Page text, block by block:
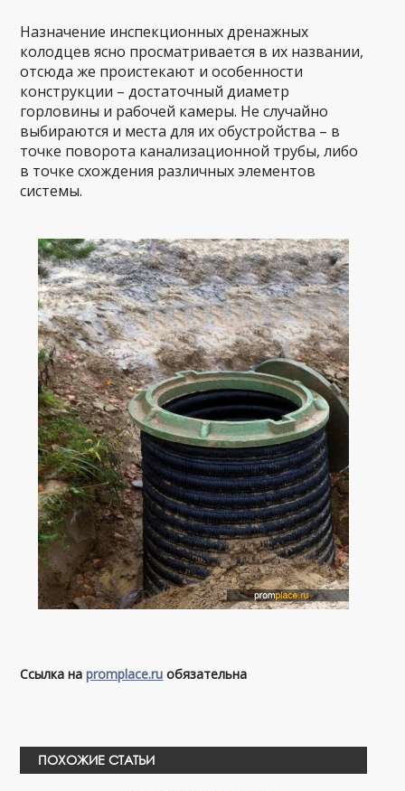
Назначение инспекционных дренажных
колодцев ясно просматривается в их названии,
отсюда же проистекают и особенности
конструкции – достаточный диаметр
горловины и рабочей камеры. Не случайно
выбираются и места для их обустройства – в
точке поворота канализационной трубы, либо
в точке схождения различных элементов
системы.
Ссылка наpromplace.ru обязательна
ПОХОЖИЕ СТАТЬИ